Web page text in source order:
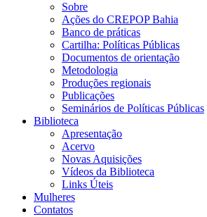
Sobre
Ações do CREPOP Bahia
Banco de práticas
Cartilha: Políticas Públicas
Documentos de orientação
Metodologia
Produções regionais
Publicações
Seminários de Políticas Públicas
Biblioteca
Apresentação
Acervo
Novas Aquisições
Vídeos da Biblioteca
Links Úteis
Mulheres
Contatos